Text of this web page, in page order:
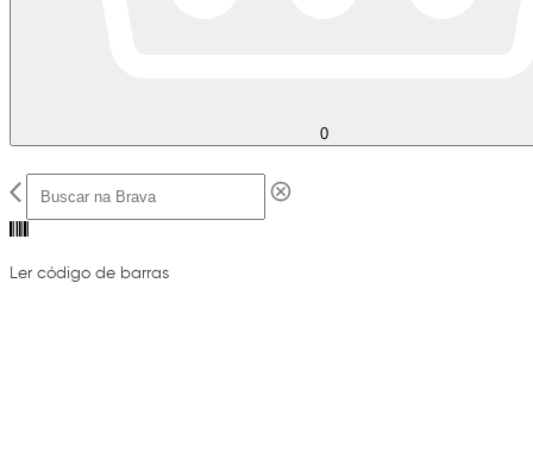
0
Ler código de barras